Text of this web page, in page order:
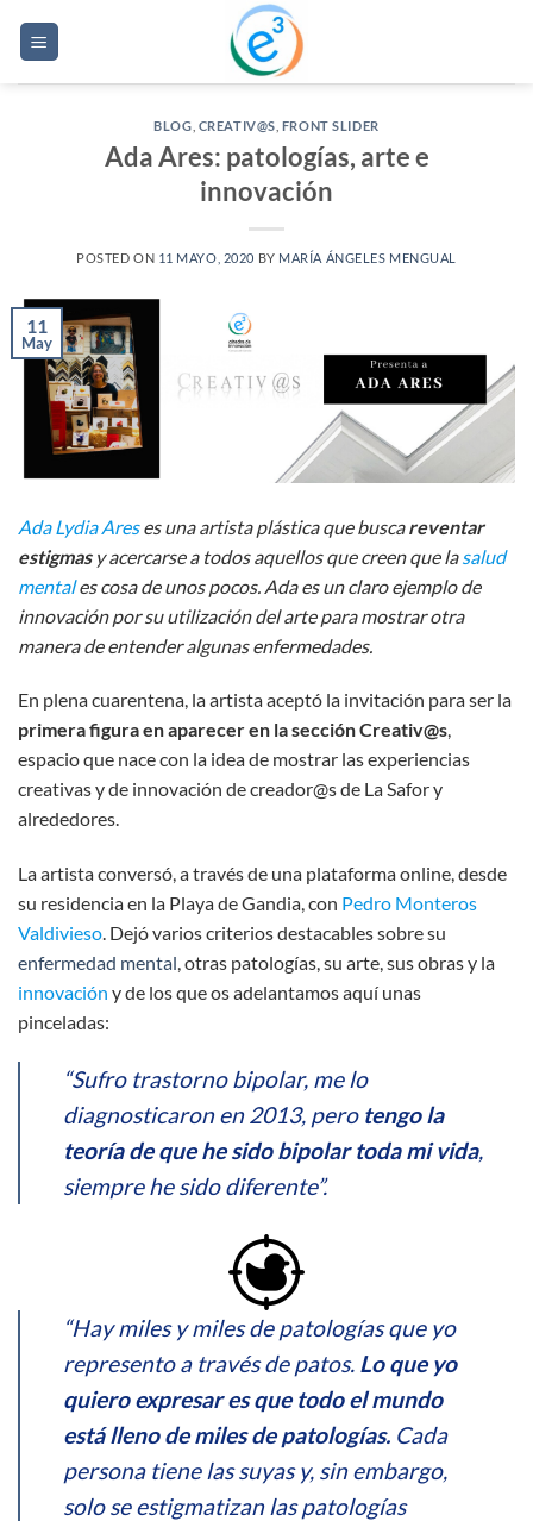
BLOG CREATIV@S FRONT SLIDER
Ada Ares: patologías, arte e
innovación
POSTED ON 11 MAYO, 2020 BY MARÍA ÁNGELES MENGUAL
11
May
Ada Lydia Areses una artista plástica que buscareventar
estigmasy acercarse a todos aquellos que creen que la salud
mentales cosa de unos pocos. Ada es un claro ejemplo de
innovación por su utilización del arte para mostrar otra
manera de entender algunas enfermedades.
En plena cuarentena, la artista aceptó la invitación para ser la
primera figura en aparecer en la sección Creativ@s,
espacio que nace con la idea de mostrar las experiencias
creativas y de innovación de creador@s de La Safor y
alrededores.
La artista conversó, a través de una plataforma online, desde
su residencia en la Playa de Gandia, con Pedro Monteros
Valdivieso. Dejó varios criterios destacables sobre su
enfermedad mental, otras patologías, su arte, sus obras y la
innovación y de los que os adelantamos aquí unas
pinceladas:
“Sufro trastorno bipolar, me lo
diagnosticaron en 2013, pero tengo la
teoría de que he sido bipolar toda mi vida,
siempre he sido diferente”.
“Hay miles y miles de patologías que yo
represento a través de patos. Lo que yo
quiero expresar es que todo el mundo
está lleno de miles de patologías. Cada
persona tiene las suyas y, sin embargo,
solo se estigmatizan las patologías